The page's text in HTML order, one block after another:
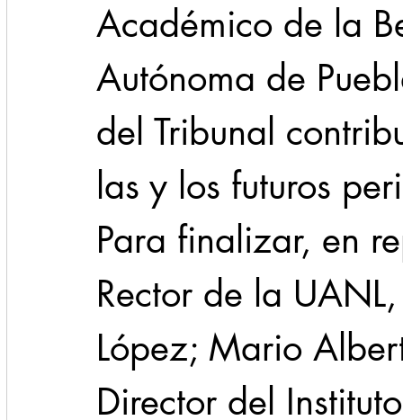
Académico de la
Autónoma de
del Tribunal
las y los futuros
Para finalizar, en
Rector de la
López; Mario
Director del